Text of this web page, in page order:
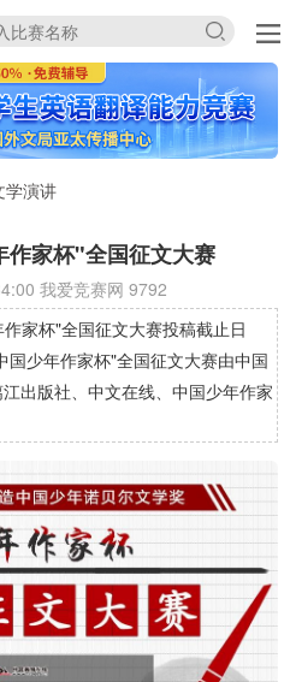
学演讲
家杯"全国征文大赛
我爱竞赛网 9792
家杯"全国征文大赛投稿截止日
少年作家杯"全国征文大赛由中国
出版社、中文在线、中国少年作家